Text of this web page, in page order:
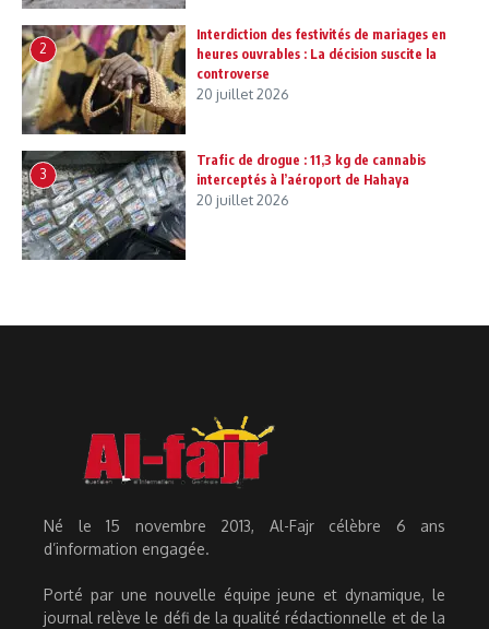
2
Interdiction des festivités de mariages en
heures ouvrables : La décision suscite la
controverse
20 juillet 2026
3
Trafic de drogue : 11,3 kg de cannabis
interceptés à l’aéroport de Hahaya
20 juillet 2026
Né le 15 novembre 2013, Al-Fajr célèbre 6 ans
d’information engagée.
Porté par une nouvelle équipe jeune et dynamique, le
journal relève le défi de la qualité rédactionnelle et de la